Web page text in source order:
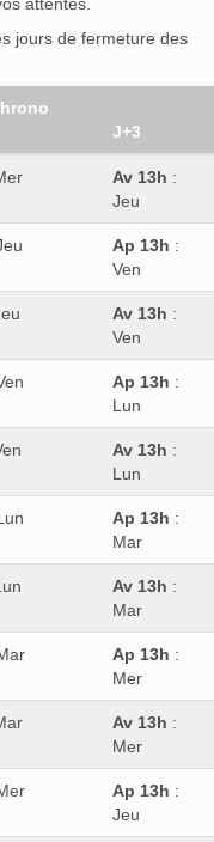
jours de fermeture des
J+3
Av 13h :
Jeu
Ap 13h :
Ven
Av 13h :
Ven
Ap 13h :
Lun
Av 13h :
Lun
Ap 13h :
Mar
Av 13h :
Mar
Ap 13h :
Mer
Av 13h :
Mer
Ap 13h :
Jeu